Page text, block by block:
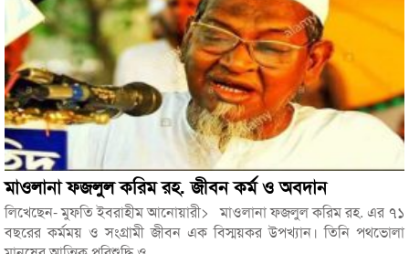
মাওলানা ফজলুল করিম রহ. জীবন কর্ম ও অবদান
লিখেছেন- মুফতি ইবরাহীম আনোয়ারী> মাওলানা ফজলুল করিম রহ. এর ৭১
বছরের কর্মময় ও সংগ্রামী জীবন এক বিস্ময়কর উপখ্যান। তিনি পথভোলা